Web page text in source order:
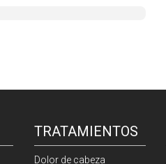
TRATAMIENTOS
Dolor de cabeza